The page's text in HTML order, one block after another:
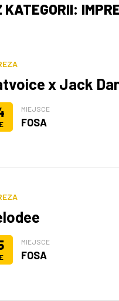
x Jack
MIEJSCE
FOSA
MIEJSCE
FOSA